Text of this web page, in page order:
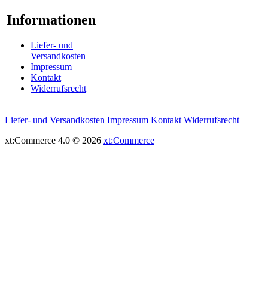
Informationen
Liefer- und
Versandkosten
Impressum
Kontakt
Widerrufsrecht
Liefer- und Versandkosten Impressum Kontakt Widerrufsrecht
xt:Commerce 4.0 © 2026 xt:Commerce